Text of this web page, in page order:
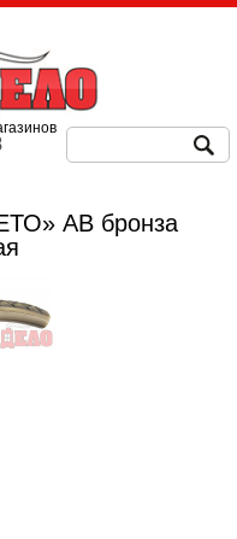
AB бронза